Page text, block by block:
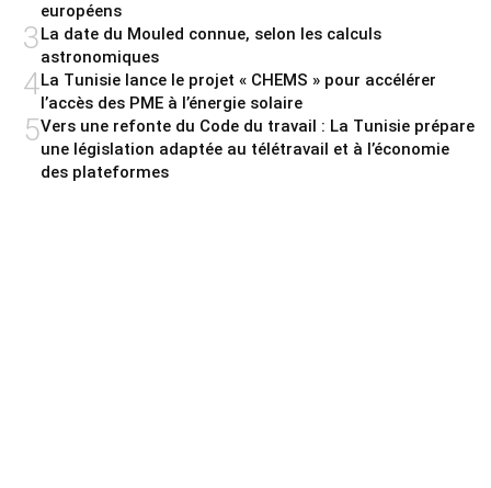
européens
3La date du Mouled connue, selon les calculs
astronomiques
4La Tunisie lance le projet « CHEMS » pour accélérer
l’accès des PME à l’énergie solaire
5Vers une refonte du Code du travail : La Tunisie prépare
une législation adaptée au télétravail et à l’économie
des plateformes